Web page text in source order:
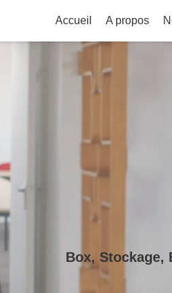
Accueil A propos
Box, Stockage,